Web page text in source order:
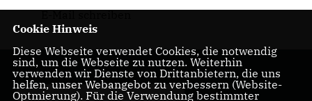
Cookie Hinweis
Diese Webseite verwendet Cookies, die notwendig
sind, um die Webseite zu nutzen. Weiterhin
verwenden wir Dienste von Drittanbietern, die uns
helfen, unser Webangebot zu verbessern (Website-
Optmierung). Für die Verwendung bestimmter